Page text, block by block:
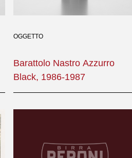
OGGETTO
Barattolo Nastro Azzurro
Black, 1986-1987